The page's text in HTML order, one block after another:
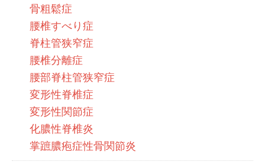
骨粗鬆症
腰椎すべり症
脊柱管狭窄症
腰椎分離症
腰部脊柱管狭窄症
変形性脊椎症
変形性関節症
化膿性脊椎炎
掌蹠膿疱症性骨関節炎